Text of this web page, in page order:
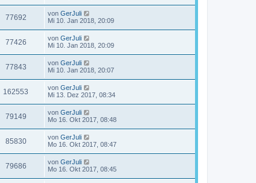
77692 von GerJuli
Mi 10. Jan 2018, 20:09
77426 von GerJuli
Mi 10. Jan 2018, 20:09
77843 von GerJuli
Mi 10. Jan 2018, 20:07
162553 von GerJuli
Mi 13. Dez 2017, 08:34
79149 von GerJuli
Mo 16. Okt 2017, 08:48
85830 von GerJuli
Mo 16. Okt 2017, 08:47
79686 von GerJuli
Mo 16. Okt 2017, 08:45